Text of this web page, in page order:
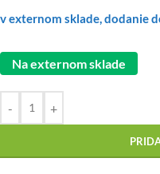
v externom sklade, dodanie
Na externom sklade
- +